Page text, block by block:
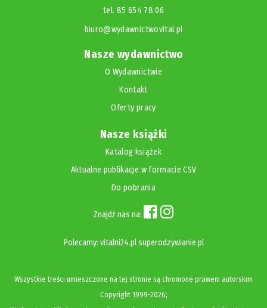
tel. 85 654 78 06
biuro@wydawnictwovital.pl
Nasze wydawnictwo
O Wydawnictwie
Kontakt
Oferty pracy
Nasze książki
Katalog książek
Aktualne publikacje w formacie CSV
Do pobrania
Znajdź nas na:
Polecamy: vitalni24.pl superodzywianie.pl
Wszystkie treści umieszczone na tej stronie są chronione prawem autorskim
Copyright1999-2026;